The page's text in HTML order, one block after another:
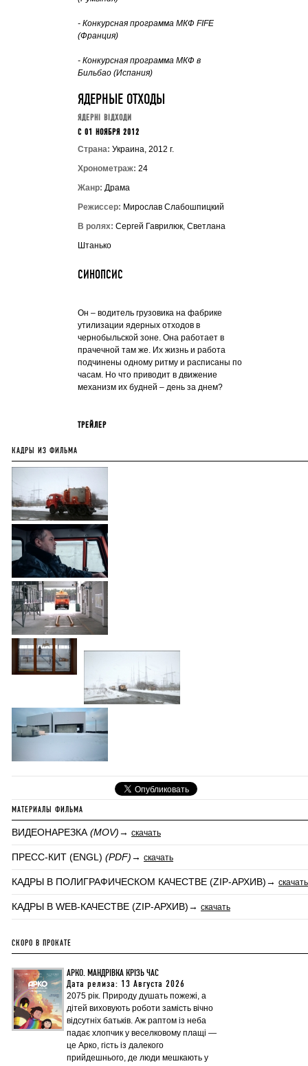
- Конкурсная программа МКФ FIFE
(Франция)
- Конкурсная программа МКФ в
Бильбао (Испания)
ЯДЕРНЫЕ ОТХОДЫ
ЯДЕРНІ ВІДХОДИ
C 01 НОЯБРЯ 2012
Страна: Украина, 2012 г.
Хронометраж: 24
Жанр: Драма
Режиссер: Мирослав Слабошпицкий
В ролях: Сергей Гаврилюк, Светлана
Штанько
СИНОПСИС
Он – водитель грузовика на фабрике
утилизации ядерных отходов в
чернобыльской зоне. Она работает в
прачечной там же. Их жизнь и работа
подчинены одному ритму и расписаны по
часам. Но что приводит в движение
механизм их будней – день за днем?
ТРЕЙЛЕР
КАДРЫ ИЗ ФИЛЬМА
МАТЕРИАЛЫ ФИЛЬМА
ВИДЕОНАРЕЗКА (MOV)→ скачать
ПРЕСС-КИТ (ENGL) (PDF)→ скачать
КАДРЫ В ПОЛИГРАФИЧЕСКОМ КАЧЕСТВЕ (ZIP-АРХИВ)→ скачать
КАДРЫ В WEB-КАЧЕСТВЕ (ZIP-АРХИВ)→ скачать
СКОРО В ПРОКАТЕ
АРКО. МАНДРІВКА КРІЗЬ ЧАС
Дата релиза: 13 Августа 2026
2075 рік. Природу душать пожежі, а
дітей виховують роботи замість вічно
відсутніх батьків. Аж раптом із неба
падає хлопчик у веселковому плащі —
це Арко, гість із далекого
прийдешнього, де люди мешкають у